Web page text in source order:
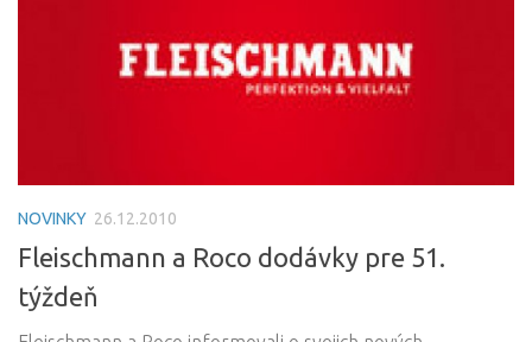
NOVINKY 26.12.2010
Fleischmann a Roco dodávky pre 51.
týždeň